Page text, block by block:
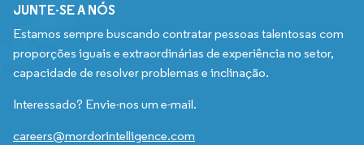
JUNTE-SE A NÓS
Estamos sempre buscando contratar pessoas talentosas com
proporções iguais e extraordinárias de experiência no setor,
capacidade de resolver problemas e inclinação.
Interessado? Envie-nos um e-mail.
careers@mordorintelligence.com